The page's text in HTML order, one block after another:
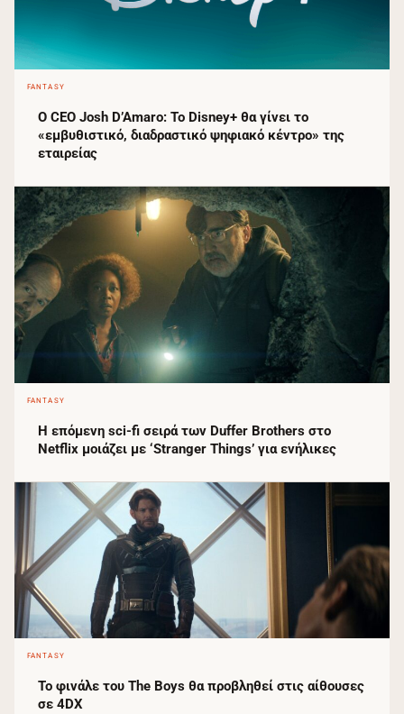
FANTASY
Ο CEO Josh D’Amaro: Το Disney+ θα γίνει το
«εμβυθιστικό, διαδραστικό ψηφιακό κέντρο» της
εταιρείας
FANTASY
Η επόμενη sci-fi σειρά των Duffer Brothers στο
Netflix μοιάζει με ‘Stranger Things’ για ενήλικες
FANTASY
Το φινάλε του The Boys θα προβληθεί στις αίθουσες
σε 4DX